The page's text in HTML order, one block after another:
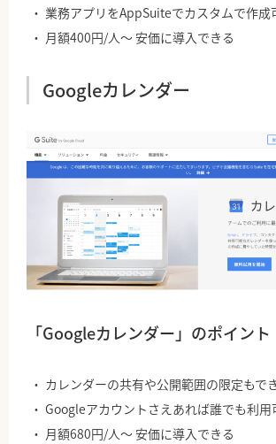
業務アプリをAppSuiteでカスタムで作成
月額400円/人〜 安価に導入できる
Googleカレンダー
「Googleカレンダー」のポイント
カレンダーの共有や公開範囲の限定もで
Googleアカウントさえあれば誰でも利用
月額680円/人〜 安価に導入できる